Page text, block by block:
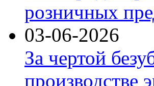
розничных
03-06-2026
За чертой
производстве